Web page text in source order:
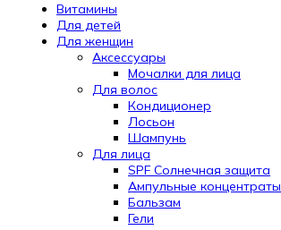
Витамины
Для детей
Для женщин
Аксессуары
Мочалки для лица
Для волос
Кондиционер
Лосьон
Шампунь
Для лица
SPF Солнечная защита
Ампульные концентраты
Бальзам
Гели